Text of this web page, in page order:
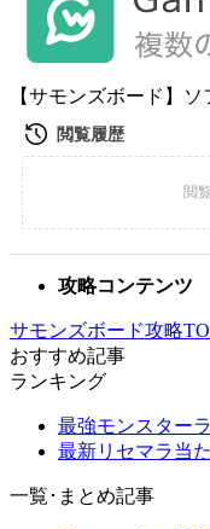
【サモンズボード】
攻略コンテンツ
サモンズボード攻略
おすすめ記事
ランキング
最強モンスター
最新リセマラ当
一覧･まとめ記事